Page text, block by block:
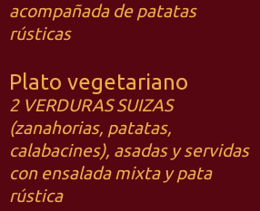
acompañada de patatas
rústicas
Plato vegetariano
2 VERDURAS SUIZAS
(zanahorias, patatas,
calabacines), asadas y servidas
con ensalada mixta y pata
rústica